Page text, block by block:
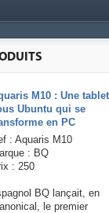
M10 : Une
Ubuntu qui se
en PC
: Aquaris M10
: BQ
: 250
BQ lançait, en
le premier